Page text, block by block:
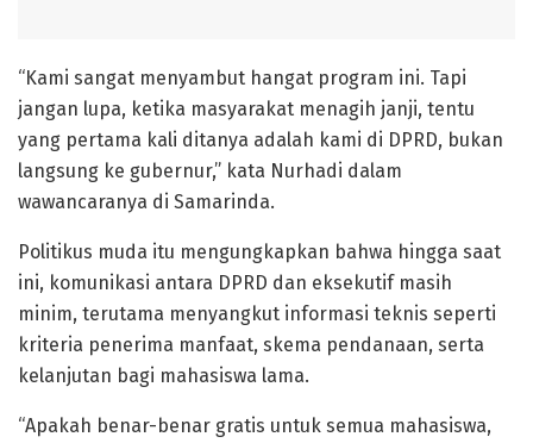
“Kami sangat menyambut hangat program ini. Tapi
jangan lupa, ketika masyarakat menagih janji, tentu
yang pertama kali ditanya adalah kami di DPRD, bukan
langsung ke gubernur,” kata Nurhadi dalam
wawancaranya di Samarinda.
Politikus muda itu mengungkapkan bahwa hingga saat
ini, komunikasi antara DPRD dan eksekutif masih
minim, terutama menyangkut informasi teknis seperti
kriteria penerima manfaat, skema pendanaan, serta
kelanjutan bagi mahasiswa lama.
“Apakah benar-benar gratis untuk semua mahasiswa,